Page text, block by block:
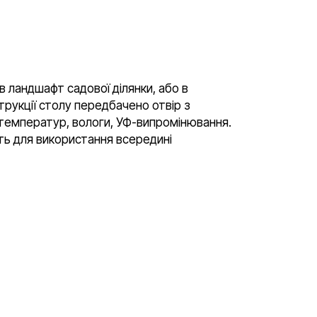
ландшафт садової ділянки, або в
столу передбачено отвір з
температур, вологи, УФ-випромінювання.
для використання всередині